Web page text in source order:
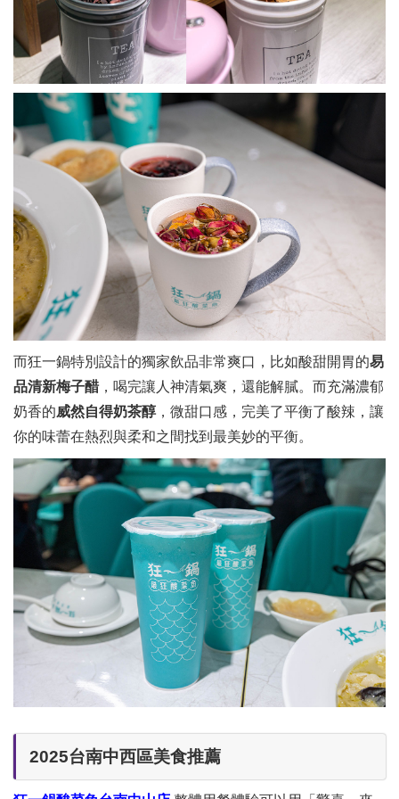
而狂一鍋特別設計的獨家飲品非常爽口，比如酸甜開胃的易
品清新梅子醋，喝完讓人神清氣爽，還能解膩。而充滿濃郁
奶香的威然自得奶茶醇，微甜口感，完美了平衡了酸辣，讓
你的味蕾在熱烈與柔和之間找到最美妙的平衡。
2025台南中西區美食推薦